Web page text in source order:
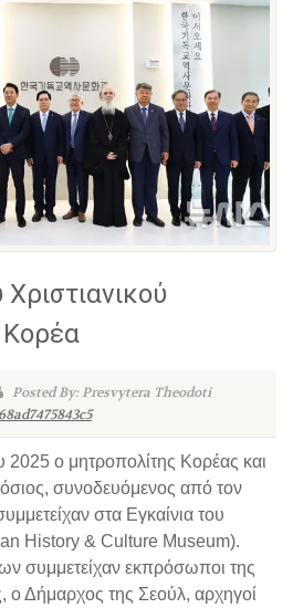
Posted By: Presvytera Theodoti
2025 ο μητροπολίτης Κορέας και
συνοδευόμενος από τον
στα Εγκαίνια του
History & Culture Museum).
συμμετείχαν εκπρόσωποι της
ο Δήμαρχος της Σεούλ, αρχηγοί